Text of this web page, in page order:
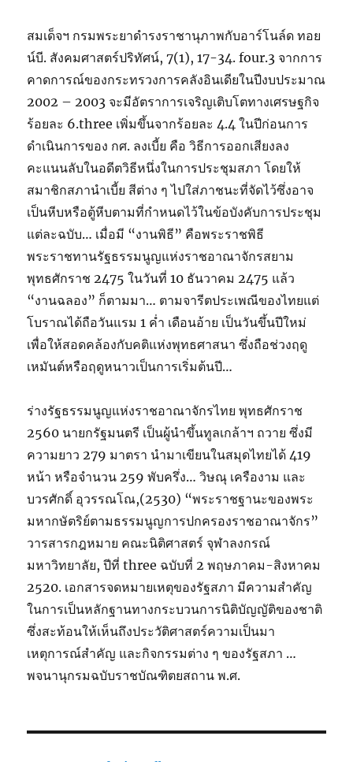
สมเด็จฯ กรมพระยาดำรงราชานุภาพกับอาร์โนล์ด ทอย
น์บี. สังคมศาสตร์ปริทัศน์, 7(1), 17-34. four.3 จากการ
คาดการณ์ของกระทรวงการคลังอินเดียในปีงบประมาณ
2002 – 2003 จะมีอัตราการเจริญเติบโตทางเศรษฐกิจ
ร้อยละ 6.three เพิ่มขึ้นจากร้อยละ 4.4 ในปีก่อนการ
ดำเนินการของ กศ. ลงเบี้ย คือ วิธีการออกเสียงลง
คะแนนลับในอดีตวิธีหนึ่งในการประชุมสภา โดยให้
สมาชิกสภานำเบี้ย สีต่าง ๆ ไปใส่ภาชนะที่จัดไว้ซึ่งอาจ
เป็นหีบหรือตู้หีบตามที่กำหนดไว้ในข้อบังคับการประชุม
แต่ละฉบับ… เมื่อมี “งานพิธี” คือพระราชพิธี
พระราชทานรัฐธรรมนูญแห่งราชอาณาจักรสยาม
พุทธศักราช 2475 ในวันที่ 10 ธันวาคม 2475 แล้ว
“งานฉลอง” ก็ตามมา… ตามจารีตประเพณีของไทยแต่
โบราณได้ถือวันแรม 1 ค่ำ เดือนอ้าย เป็นวันขึ้นปีใหม่
เพื่อให้สอดคล้องกับคติแห่งพุทธศาสนา ซึ่งถือช่วงฤดู
เหมันต์หรือฤดูหนาวเป็นการเริ่มต้นปี…
ร่างรัฐธรรมนูญแห่งราชอาณาจักรไทย พุทธศักราช
2560 นายกรัฐมนตรี เป็นผู้นำขึ้นทูลเกล้าฯ ถวาย ซึ่งมี
ความยาว 279 มาตรา นำมาเขียนในสมุดไทยได้ 419
หน้า หรือจำนวน 259 พับครึ่ง… วิษณุ เครืองาม และ
บวรศักดิ์ อุวรรณโณ,(2530) “พระราชฐานะของพระ
มหากษัตริย์ตามธรรมนูญการปกครองราชอาณาจักร”
วารสารกฎหมาย คณะนิติศาสตร์ จุฬาลงกรณ์
มหาวิทยาลัย, ปีที่ three ฉบับที่ 2 พฤษภาคม-สิงหาคม
2520. เอกสารจดหมายเหตุของรัฐสภา มีความสำคัญ
ในการเป็นหลักฐานทางกระบวนการนิติบัญญัติของชาติ
ซึ่งสะท้อนให้เห็นถึงประวัติศาสตร์ความเป็นมา
เหตุการณ์สำคัญ และกิจกรรมต่าง ๆ ของรัฐสภา …
พจนานุกรมฉบับราชบัณฑิตยสถาน พ.ศ.